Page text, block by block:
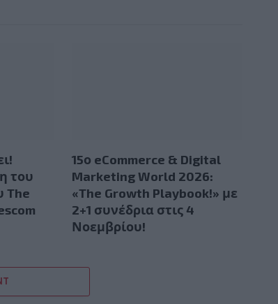
του
The
15ο eCommerce & Digital
Marketing World 2026:
«The Growth Playbook!» με
2+1 συνέδρια στις 4
Νοεμβρίου!